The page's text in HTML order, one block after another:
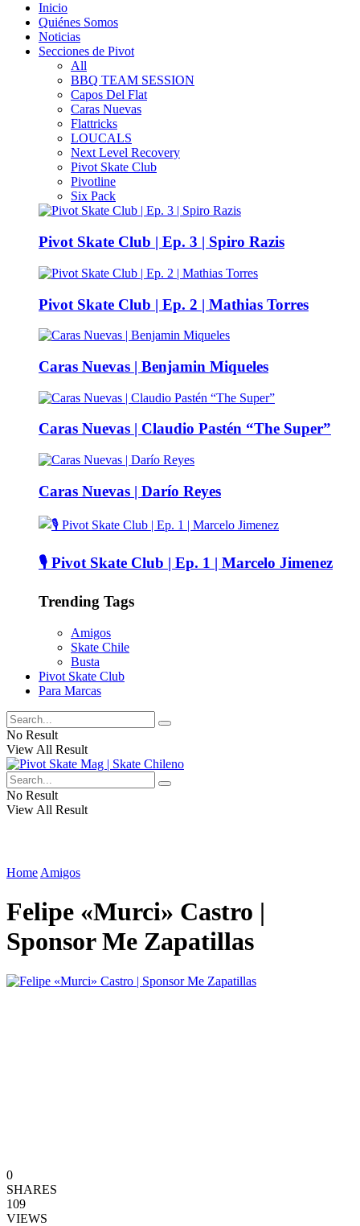
Inicio
Quiénes Somos
Noticias
Secciones de Pivot
All
BBQ TEAM SESSION
Capos Del Flat
Caras Nuevas
Flattricks
LOUCALS
Next Level Recovery
Pivot Skate Club
Pivotline
Six Pack
Pivot Skate Club | Ep. 3 | Spiro Razis
Pivot Skate Club | Ep. 2 | Mathias Torres
Caras Nuevas | Benjamin Miqueles
Caras Nuevas | Claudio Pastén “The Super”
Caras Nuevas | Darío Reyes
🎙️ Pivot Skate Club | Ep. 1 | Marcelo Jimenez
Trending Tags
Amigos
Skate Chile
Busta
Pivot Skate Club
Para Marcas
No Result
View All Result
No Result
View All Result
Home Amigos
Felipe «Murci» Castro |
Sponsor Me Zapatillas
0
SHARES
109
VIEWS